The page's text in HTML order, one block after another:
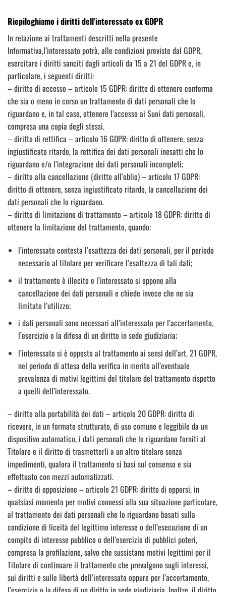
Riepiloghiamo i diritti dell’interessato ex GDPR
In relazione ai trattamenti descritti nella presente
Informativa,l’interessato potrà, alle condizioni previste dal GDPR,
esercitare i diritti sanciti dagli articoli da 15 a 21 del GDPR e, in
particolare, i seguenti diritti:
– diritto di accesso – articolo 15 GDPR: diritto di ottenere conferma
che sia o meno in corso un trattamento di dati personali che lo
riguardano e, in tal caso, ottenere l’accesso ai Suoi dati personali,
compresa una copia degli stessi.
– diritto di rettifica – articolo 16 GDPR: diritto di ottenere, senza
ingiustificato ritardo, la rettifica dei dati personali inesatti che lo
riguardano e/o l’integrazione dei dati personali incompleti;
– diritto alla cancellazione (diritto all’oblio) – articolo 17 GDPR:
diritto di ottenere, senza ingiustificato ritardo, la cancellazione dei
dati personali che lo riguardano.
– diritto di limitazione di trattamento – articolo 18 GDPR: diritto di
ottenere la limitazione del trattamento, quando:
l’interessato contesta l’esattezza dei dati personali, per il periodo
necessario al titolare per verificare l’esattezza di tali dati;
il trattamento è illecito e l’interessato si oppone alla
cancellazione dei dati personali e chiede invece che ne sia
limitato l’utilizzo;
i dati personali sono necessari all’interessato per l’accertamento,
l’esercizio o la difesa di un diritto in sede giudiziaria;
l’interessato si è opposto al trattamento ai sensi dell’art. 21 GDPR,
nel periodo di attesa della verifica in merito all’eventuale
prevalenza di motivi legittimi del titolare del trattamento rispetto
a quelli dell’interessato.
– diritto alla portabilità dei dati – articolo 20 GDPR: diritto di
ricevere, in un formato strutturato, di uso comune e leggibile da un
dispositivo automatico, i dati personali che lo riguardano forniti al
Titolare e il diritto di trasmetterli a un altro titolare senza
impedimenti, qualora il trattamento si basi sul consenso e sia
effettuato con mezzi automatizzati.
– diritto di opposizione – articolo 21 GDPR: diritto di opporsi, in
qualsiasi momento per motivi connessi alla sua situazione particolare,
al trattamento dei dati personali che lo riguardano basati sulla
condizione di liceità del legittimo interesse o dell’esecuzione di un
compito di interesse pubblico o dell’esercizio di pubblici poteri,
compresa la profilazione, salvo che sussistano motivi legittimi per il
Titolare di continuare il trattamento che prevalgono sugli interessi,
sui diritti e sulle libertà dell’interessato oppure per l’accertamento,